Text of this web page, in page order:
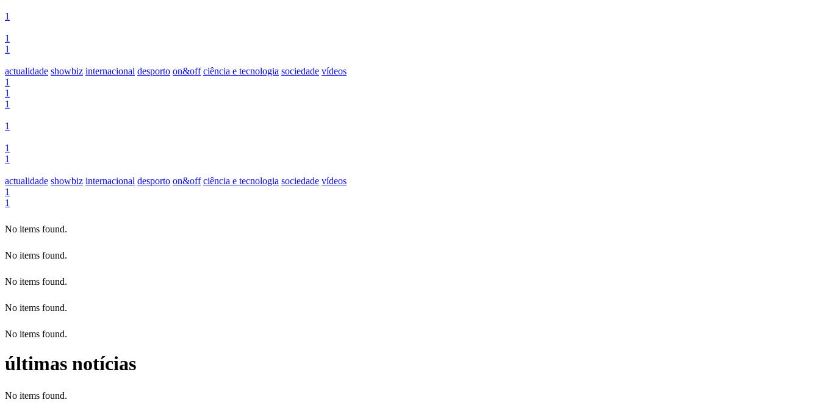
1
1
1
actualidade showbiz internacional desporto on&off ciência e tecnologia sociedade vídeos
1
1
1
1
1
1
actualidade showbiz internacional desporto on&off ciência e tecnologia sociedade vídeos
1
1
No items found.
No items found.
No items found.
No items found.
No items found.
últimas notícias
No items found.